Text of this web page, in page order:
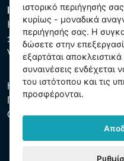
Intex Trading, s.r.o.
Hradecká 2526/3
130 00 Praha 3
Vinohrady - Česká
Η εταιρεία είναι
Πράγας, μέρος C, αύξ.
CZ26150808.
ιστορικό περιήγησής
κυρίως - μοναδικά
περιήγησής σας. Η
δώσετε στην
εξαρτάται
συναινέσεις ενδέχεται
του ιστότοπου και τις
προσφέρονται.